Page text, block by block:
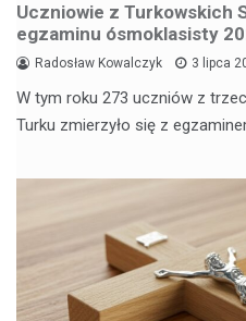
Uczniowie z Turkowskich
egzaminu ósmoklasisty
Radosław Kowalczyk 3 lipca
W tym roku 273 uczniów z
Turku zmierzyło się z